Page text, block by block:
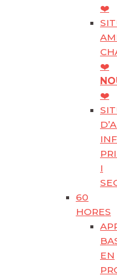
❤️
❤️
❤️
I
60
HORES
EN